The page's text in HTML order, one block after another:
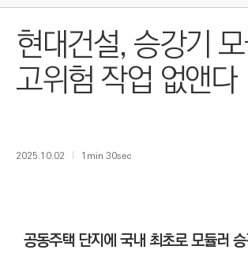
현대건설, 승강기
고위험 작업 없앤다
2025.10.02 1min 30sec
공동주택 단지에 국내 최초로 모듈러